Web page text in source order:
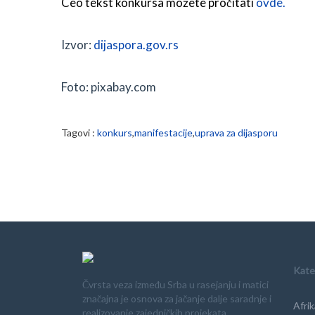
Izvor: dijaspora.gov.rs
Foto: pixabay.com
Tagovi : konkurs,manifestacije,uprava za dijasporu
Čvrsta veza između Srba u rasejanju i matici
značajna je osnova za jačanje dalje saradnje i
realizovanje zajedničkih projekata.